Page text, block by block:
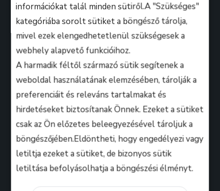
információkat talál minden sütiről.A "Szükséges"
kategóriába sorolt sütiket a böngésző tárolja,
mivel ezek elengedhetetlenül szükségesek a
webhely alapvető funkcióihoz.
A harmadik féltől származó sütik segítenek a
weboldal használatának elemzésében, tárolják a
preferenciáit és releváns tartalmakat és
hirdetéseket biztosítanak Önnek. Ezeket a sütiket
csak az Ön előzetes beleegyezésével tároljuk a
böngészőjében.Eldöntheti, hogy engedélyezi vagy
letiltja ezeket a sütiket, de bizonyos sütik
letiltása befolyásolhatja a böngészési élményt.
A B.M. Music School magasan képzett zenész-
oktatói úgy döntöttek, hogy ezen a platformon
keresztül professzionális keretek között, mindenki
számára lehetőséget biztosítanak arra, hogy
kihozza magából a maximumot, amire csak zeneileg
vágyhat!
Hasznos
Tanáraink